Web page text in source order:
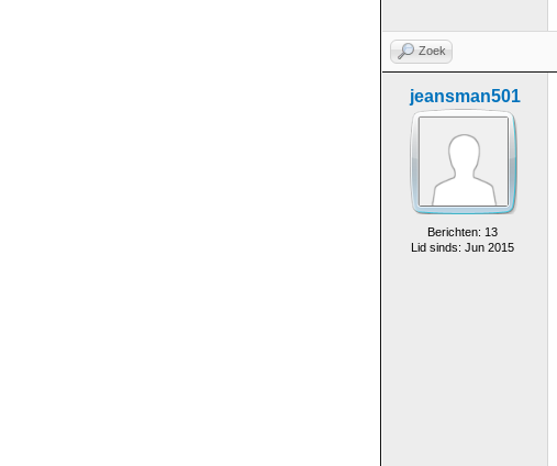
Zoek
jeansman501
Berichten: 13
Lid sinds: Jun 2015